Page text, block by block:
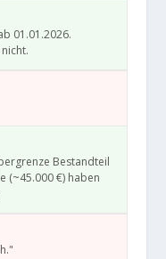
01.01.2026.
Bestandteil
(~45.000 €) haben